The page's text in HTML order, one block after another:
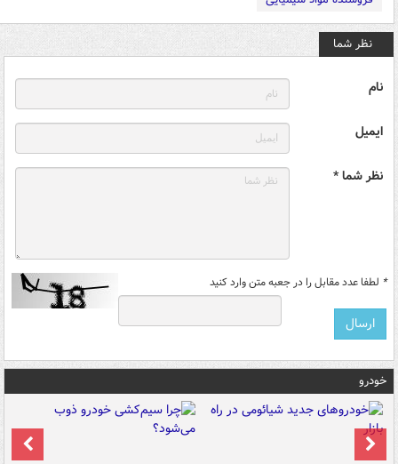
نظر شما
نام
ایمیل
نظر شما *
* لطفا عدد مقابل را در جعبه متن وارد کنید
خودرو